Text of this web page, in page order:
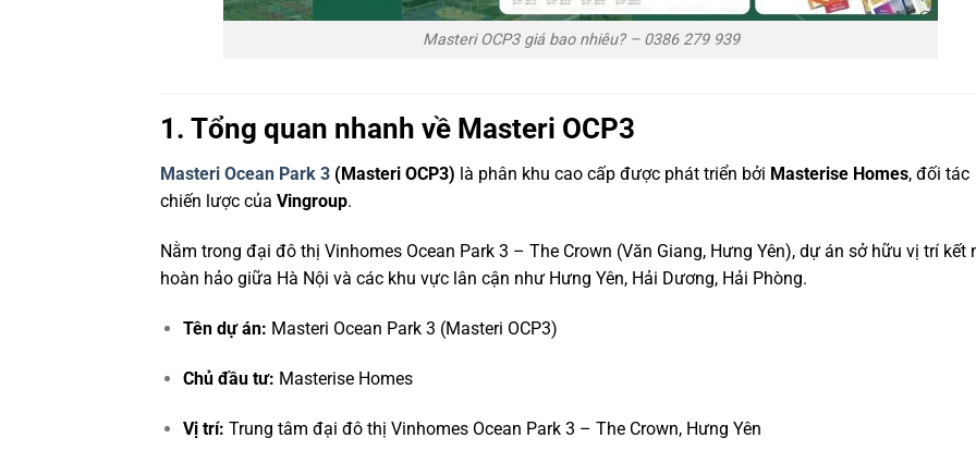
Masteri OCP3 giá bao nhiêu? – 0386 279 939
1. Tổng quan nhanh về Masteri OCP3
Masteri Ocean Park 3 (Masteri OCP3) là phân khu cao cấp được phát triển bởi Masterise Homes, đối tác
chiến lược của Vingroup.
Nằm trong đại đô thị Vinhomes Ocean Park 3 – The Crown (Văn Giang, Hưng Yên), dự án sở hữu vị trí kết
hoàn hảo giữa Hà Nội và các khu vực lân cận như Hưng Yên, Hải Dương, Hải Phòng.
Tên dự án: Masteri Ocean Park 3 (Masteri OCP3)
Chủ đầu tư: Masterise Homes
Vị trí: Trung tâm đại đô thị Vinhomes Ocean Park 3 – The Crown, Hưng Yên